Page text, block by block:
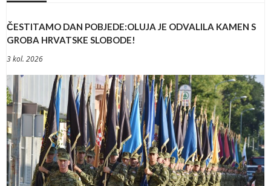
ČESTITAMO DAN POBJEDE:OLUJA JE ODVALILA KAMEN S
GROBA HRVATSKE SLOBODE!
3 kol. 2026